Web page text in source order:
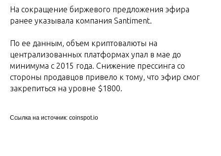
На сокращение биржевого предложения эфира
ранее указывала компания Santiment.
По ее данным, объем криптовалюты на
централизованных платформах упал в мае до
минимума с 2015 года. Снижение прессинга со
стороны продавцов привело к тому, что эфир смог
закрепиться на уровне $1800.
Ссылка на источник: coinspot.io